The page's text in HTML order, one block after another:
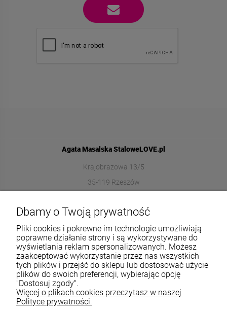
Agata Masalska StaloweLOVE.pl
Krajobrazowa 13/5
35-119 Rzeszów
572989669
Informacje
O nas
TWOJE KONTO
Sklep: StaloweLOVE, Krajobrazowa 13/5, 35-119 Rzeszów, woj.
Dbamy o Twoją prywatność
Pliki cookies i pokrewne im technologie umożliwiają
poprawne działanie strony i są wykorzystywane do
wyświetlania reklam spersonalizowanych. Możesz
zaakceptować wykorzystanie przez nas wszystkich
tych plików i przejść do sklepu lub dostosować użycie
plików do swoich preferencji, wybierając opcję
"Dostosuj zgody".
Więcej o plikach cookies przeczytasz w naszej
Polityce prywatności.